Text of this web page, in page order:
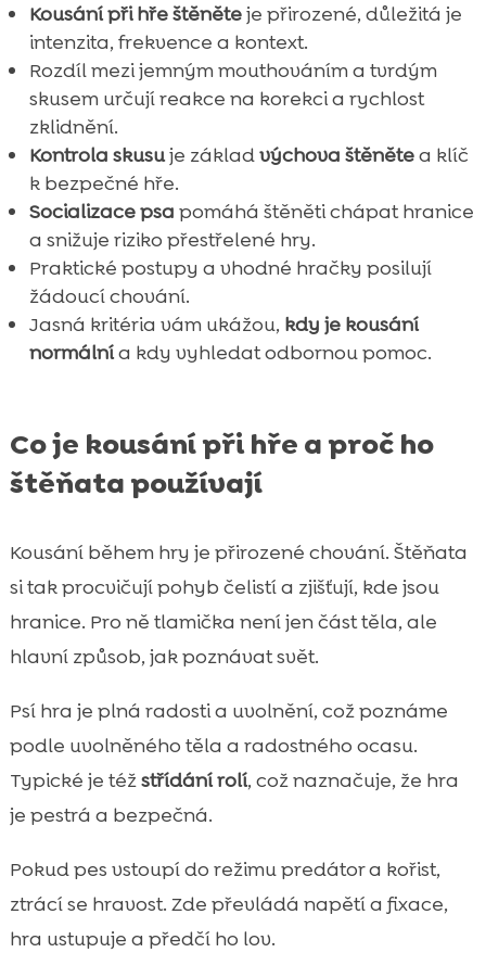
Kousání při hře štěněteje přirozené, důležitá je
intenzita, frekvence a kontext.
Rozdíl mezi jemným mouthováním a tvrdým
skusem určují reakce na korekci a rychlost
zklidnění.
Kontrola skusuje základvýchova štěnětea klíč
k bezpečné hře.
Socializace psa pomáhá štěněti chápat hranice
a snižuje riziko přestřelené hry.
Praktické postupy a vhodné hračky posilují
žádoucí chování.
Jasná kritéria vám ukážou, kdy je kousání
normálnía kdy vyhledat odbornou pomoc.
Co je kousání při hře a proč ho
štěňata používají
Kousání během hry je přirozené chování. Štěňata
si tak procvičují pohyb čelistí a zjišťují, kde jsou
hranice. Pro ně tlamička není jen část těla, ale
hlavní způsob, jak poznávat svět.
Psí hra je plná radosti a uvolnění, což poznáme
podle uvolněného těla a radostného ocasu.
Typické je téžstřídání rolí, což naznačuje, že hra
je pestrá a bezpečná.
Pokud pes vstoupí do režimu predátor a kořist,
ztrácí se hravost. Zde převládá napětí a fixace,
hra ustupuje a předčí ho lov.